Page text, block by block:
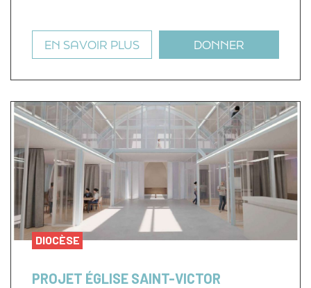
EN SAVOIR PLUS DONNER
DIOCÈSE
PROJET ÉGLISE SAINT-VICTOR